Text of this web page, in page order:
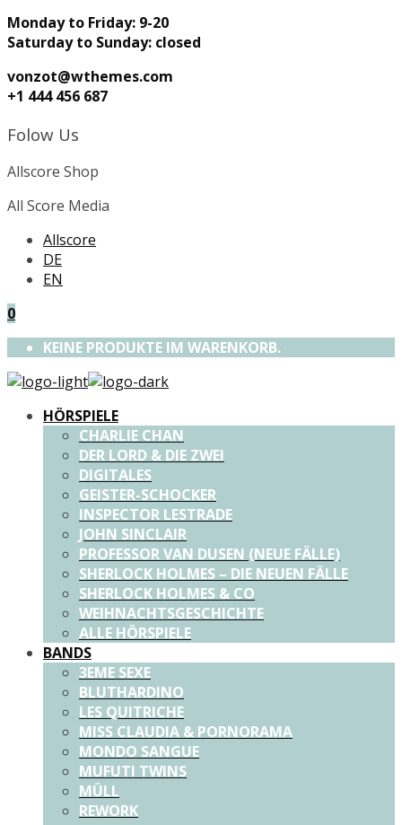
Monday to Friday: 9-20
Saturday to Sunday: closed
vonzot@wthemes.com
+1 444 456 687
Folow Us
Allscore Shop
All Score Media
Allscore
DE
EN
0
KEINE PRODUKTE IM WARENKORB.
HÖRSPIELE
CHARLIE CHAN
DER LORD & DIE ZWEI
DIGITALES
GEISTER-SCHOCKER
INSPECTOR LESTRADE
JOHN SINCLAIR
PROFESSOR VAN DUSEN (NEUE FÄLLE)
SHERLOCK HOLMES – DIE NEUEN FÄLLE
SHERLOCK HOLMES & CO
WEIHNACHTSGESCHICHTE
ALLE HÖRSPIELE
BANDS
3EME SEXE
BLUTHARDINO
LES QUITRICHE
MISS CLAUDIA & PORNORAMA
MONDO SANGUE
MUFUTI TWINS
MÜLL
REWORK